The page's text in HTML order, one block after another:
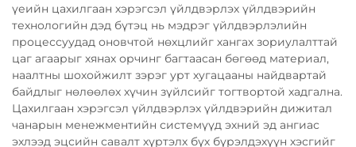
үеийн цахилгаан хэрэгсэл үйлдвэрлэх үйлдвэрийн
технологийн дэд бүтэц нь мэдрэг үйлдвэрлэлийн
процессуудад оновчтой нөхцлийг хангах зориулалттай
цаг агаарыг хянах орчинг багтаасан бөгөөд материал,
наалтны шохойжилт зэрэг урт хугацааны найдвартай
байдлыг нөлөөлөх хүчин зүйлсийг тогтвортой хадгална.
Цахилгаан хэрэгсэл үйлдвэрлэх үйлдвэрийн дижитал
чанарын менежментийн системүүд эхний эд ангиас
эхлээд эцсийн савалт хүртэлх бүх бүрэлдэхүүн хэсгийг